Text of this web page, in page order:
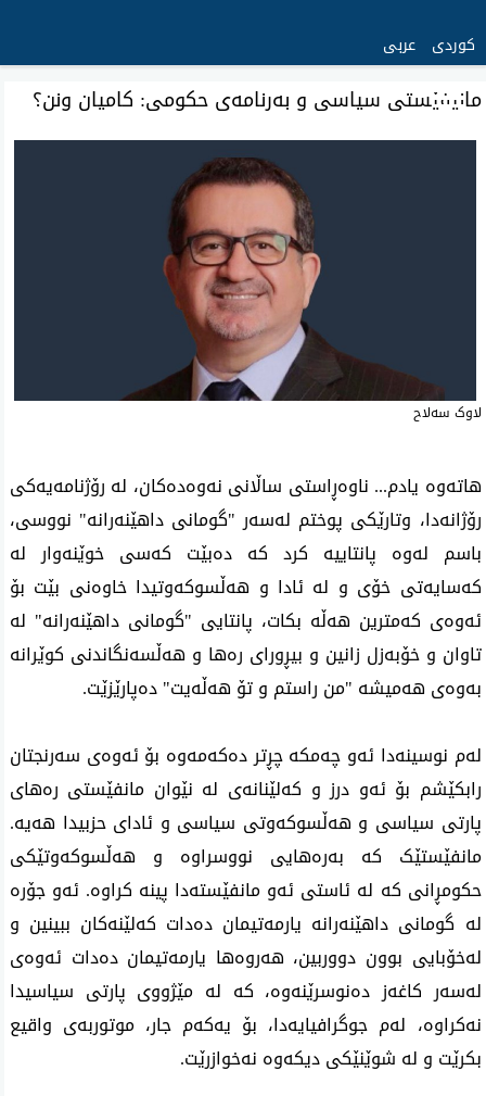
کوردی عربی
مانیفێستی سیاسی و بەرنامەی حکومی: کامیان ونن؟
‌لاوک سەلاح
هاتەوە یادم... ناوەڕاستی ساڵانی نەوەدەکان، لە رۆژنامەیەکی
رۆژانەدا، وتارێکی پوختم لەسەر "گومانی داهێنەرانە" نووسی،
باسم لەوە پانتاییە کرد کە دەبێت کەسی خوێنەوار لە
کەسایەتی خۆی و لە ئادا و هەڵسوکەوتیدا خاوەنی بێت بۆ
ئەوەی کەمترین هەڵە بکات، پانتایی "گومانی داهێنەرانە" لە
تاوان و خۆبەزل زانین و بیڕورای رەها و هەڵسەنگاندنی کوێرانە
بەوەی هەمیشە "من راستم و تۆ هەڵەیت" دەپارێزێت.
لەم نوسینەدا ئەو چەمکە چڕتر دەکەمەوە بۆ ئەوەی سەرنجتان
رابکێشم بۆ ئەو درز و کەلێنانەی لە نێوان مانفێستی رەهای
پارتی سیاسی و هەڵسوکەوتی سیاسی و ئادای حزبیدا هەیە.
مانفێستێک کە بەرەهایی نووسراوە و هەڵسوکەوتێکی
حکومڕانی کە لە ئاستی ئەو مانفێستەدا پینە کراوە. ئەو جۆرە
لە گومانی داهێنەرانە یارمەتیمان دەدات کەلێنەکان ببینین و
لەخۆبایی بوون دووربین، هەروەها یارمەتیمان دەدات ئەوەی
لەسەر کاغەز دەنوسرێنەوە، کە لە مێژووی پارتی سیاسیدا
نەکراوە، لەم جوگرافیایەدا، بۆ یەکەم جار، موتوربەی واقیع
بکرێت و لە شوێنێکی دیکەوە نەخوازرێت.